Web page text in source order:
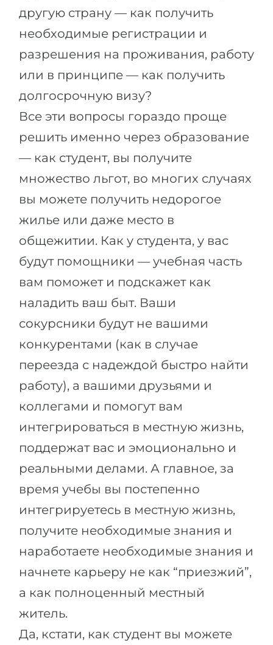
другую страну — как получить
необходимые регистрации и
разрешения на проживания, работу
или в принципе — как получить
долгосрочную визу?
Все эти вопросы гораздо проще
решить именно через образование
— как студент, вы получите
множество льгот, во многих случаях
вы можете получить недорогое
жилье или даже место в
общежитии. Как у студента, у вас
будут помощники — учебная часть
вам поможет и подскажет как
наладить ваш быт. Ваши
сокурсники будут не вашими
конкурентами (как в случае
переезда с надеждой быстро найти
работу), а вашими друзьями и
коллегами и помогут вам
интегрироваться в местную жизнь,
поддержат вас и эмоционально и
реальными делами. А главное, за
время учебы вы постепенно
интегрируетесь в местную жизнь,
получите необходимые знания и
наработаете необходимые знания и
начнете карьеру не как “приезжий”,
а как полноценный местный
житель.
Да, кстати, как студент вы можете